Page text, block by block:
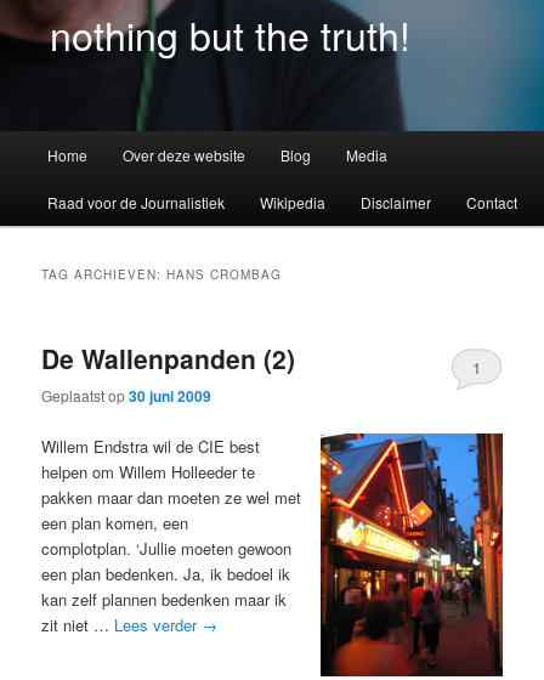
nothing but the truth!
Home Over deze website Blog Media
Raad voor de Journalistiek Wikipedia Disclaimer Contact
TAG ARCHIEVEN:HANS CROMBAG
De Wallenpanden (2)
Geplaatst op30 juni 2009
1
Willem Endstra wil de CIE best
helpen om Willem Holleeder te
pakken maar dan moeten ze wel met
een plan komen, een
complotplan. ‘Jullie moeten gewoon
een plan bedenken. Ja, ik bedoel ik
kan zelf plannen bedenken maar ik
zit niet … Lees verder →